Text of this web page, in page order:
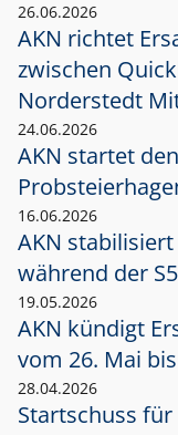
26.06.2026
AKN richtet
zwischen
Norderstedt
24.06.2026
AKN startet
16.06.2026
AKN
während der
19.05.2026
AKN kündigt
vom 26. Mai
28.04.2026
Startschuss